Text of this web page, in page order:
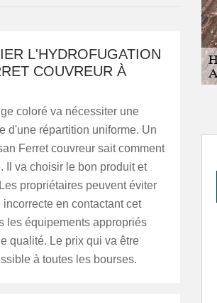
L'HYDROFUGATION
COUVREUR À
coloré va nécessiter une
d'une répartition uniforme. Un
Ferret couvreur sait comment
Il va choisir le bon produit et
propriétaires peuvent éviter
en contactant cet
les équipements appropriés
qualité. Le prix qui va être
à toutes les bourses.